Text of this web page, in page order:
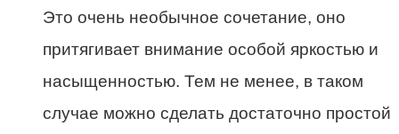
Это очень необычное сочетание, оно
притягивает внимание особой яркостью и
насыщенностью. Тем не менее, в таком
случае можно сделать достаточно простой